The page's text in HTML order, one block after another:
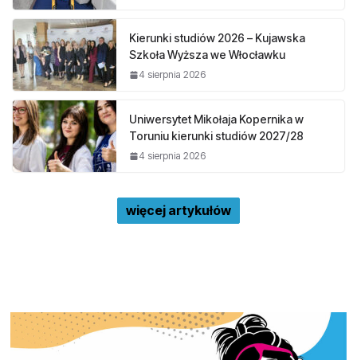
Kierunki studiów 2026 – Kujawska
Szkoła Wyższa we Włocławku
4 sierpnia 2026
Uniwersytet Mikołaja Kopernika w
Toruniu kierunki studiów 2027/28
4 sierpnia 2026
więcej artykułów